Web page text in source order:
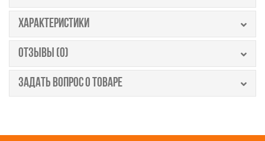
ХАРАКТЕРИСТИКИ
ОТЗЫВЫ (0)
ЗАДАТЬ ВОПРОС О ТОВАРЕ